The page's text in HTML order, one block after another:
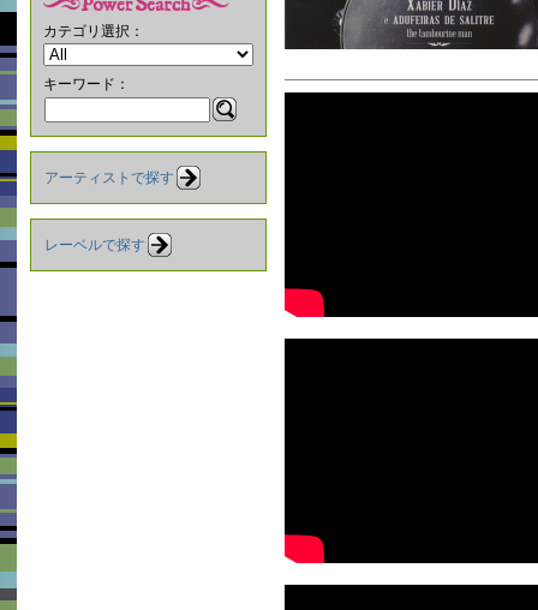
カテゴリ選択：
キーワード：
アーティストで探す
レーベルで探す